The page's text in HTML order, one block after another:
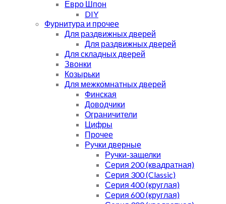
Евро Шпон
DIY
Фурнитура и прочее
Для раздвижных дверей
Для раздвижных дверей
Для складных дверей
Звонки
Козырьки
Для межкомнатных дверей
Финская
Доводчики
Ограничители
Цифры
Прочее
Ручки дверные
Ручки-защелки
Серия 200 (квадратная)
Серия 300 (Classic)
Серия 400 (круглая)
Серия 600 (круглая)